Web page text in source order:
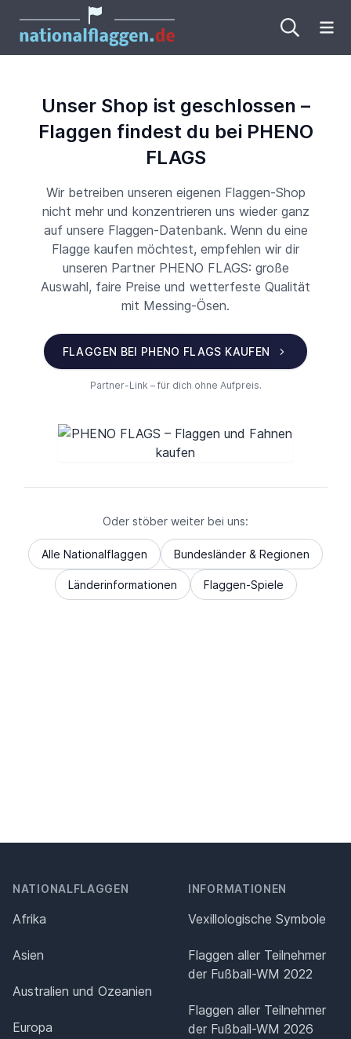
Unser Shop ist geschlossen –
Flaggen findest du bei PHENO
FLAGS
Wir betreiben unseren eigenen Flaggen-Shop
nicht mehr und konzentrieren uns wieder ganz
auf unsere Flaggen-Datenbank. Wenn du eine
Flagge kaufen möchtest, empfehlen wir dir
unseren Partner PHENO FLAGS: große
Auswahl, faire Preise und wetterfeste Qualität
mit Messing-Ösen.
FLAGGEN BEI PHENO FLAGS KAUFEN
Partner-Link – für dich ohne Aufpreis.
Oder stöber weiter bei uns:
Alle Nationalflaggen Bundesländer & Regionen
Länderinformationen Flaggen-Spiele
NATIONALFLAGGEN
Afrika
Asien
Australien und Ozeanien
Europa
INFORMATIONEN
Vexillologische Symbole
Flaggen aller Teilnehmer
der Fußball-WM 2022
Flaggen aller Teilnehmer
der Fußball-WM 2026